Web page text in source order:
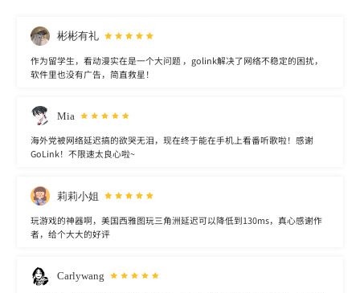
彬彬有礼
作为留学生，看动漫实在是一个大问题 ，golink解决了网络不稳定的困扰，
软件里也没有广告，简直救星！
Mia
海外党被网络延迟搞的欲哭无泪，现在终于能在手机上看番听歌啦！感谢
GoLink！不限速太良心啦~
莉莉小姐
玩游戏的神器啊，美国西雅图玩三角洲延迟可以降低到130ms，真心感谢作
者，给个大大的好评
Carlywang